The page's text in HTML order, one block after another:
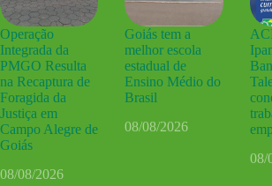
Operação
Integrada da
PMGO Resulta
na Recaptura de
Foragida da
Justiça em
Campo Alegre de
Goiás
08/08/2026
Goiás tem a
melhor escola
estadual de
Ensino Médio do
Brasil
08/08/2026
08/